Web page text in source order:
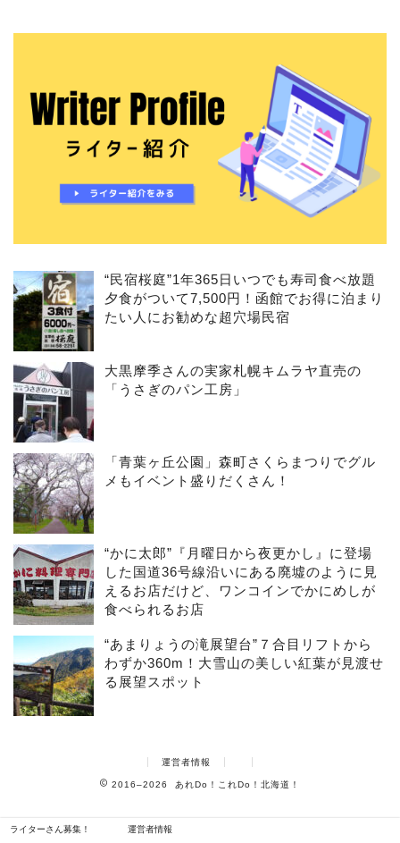
“民宿桜庭”1年365日いつでも寿司食べ放題
夕食がついて7,500円！函館でお得に泊まり
たい人にお勧めな超穴場民宿
大黒摩季さんの実家札幌キムラヤ直売の
「うさぎのパン工房」
「青葉ヶ丘公園」森町さくらまつりでグル
メもイベント盛りだくさん！
“かに太郎”『月曜日から夜更かし』に登場
した国道36号線沿いにある廃墟のように見
えるお店だけど、ワンコインでかにめしが
食べられるお店
“あまりょうの滝展望台”７合目リフトから
わずか360m！大雪山の美しい紅葉が見渡せ
る展望スポット
運営者情報
2016–2026 あれDo！これDo！北海道！
ライターさん募集！ 運営者情報